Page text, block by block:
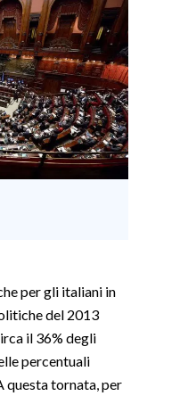
per gli italiani in
del 2013
il 36% degli
percentuali
questa tornata, per